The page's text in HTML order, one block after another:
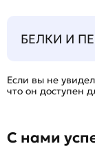
БЕЛКИ И
Если вы не
что он доступен
С нами